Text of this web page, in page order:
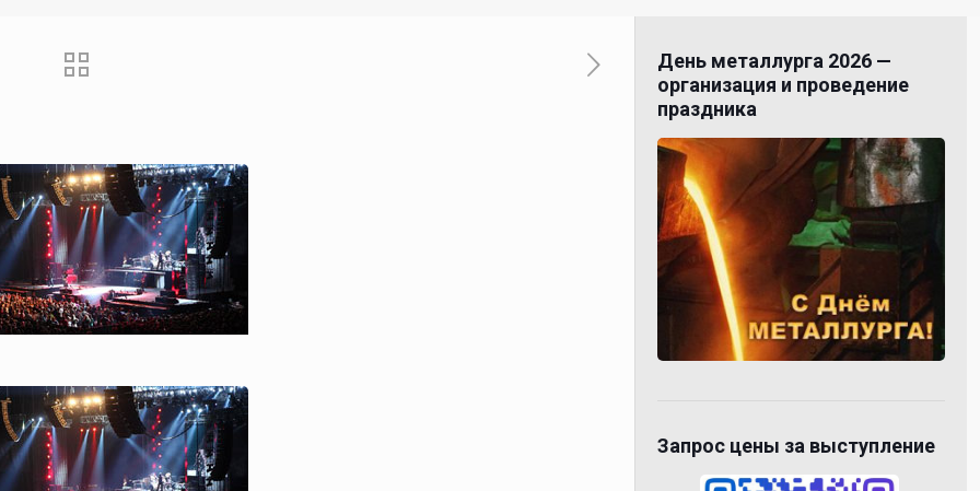
День металлурга 2026 —
организация и проведение
праздника
Запрос цены за выступление